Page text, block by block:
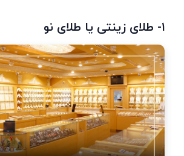
۱- طلای زینتی یا طلای نو